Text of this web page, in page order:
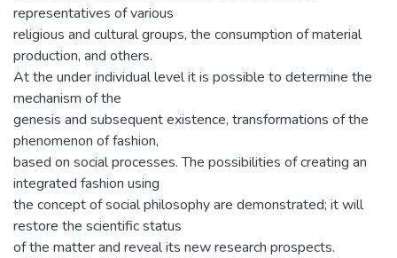
representatives of various
religious and cultural groups, the consumption of material
production, and others.
At the under individual level it is possible to determine the
mechanism of the
genesis and subsequent existence, transformations of the
phenomenon of fashion,
based on social processes. The possibilities of creating an
integrated fashion using
the concept of social philosophy are demonstrated; it will
restore the scientific status
of the matter and reveal its new research prospects.